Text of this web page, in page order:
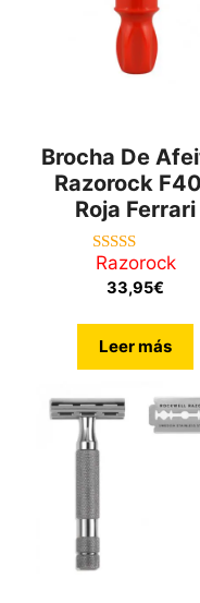
Brocha De
Razorock
Roja Ferrari
5.00
de 5
Razorock
33,95€
Leer más